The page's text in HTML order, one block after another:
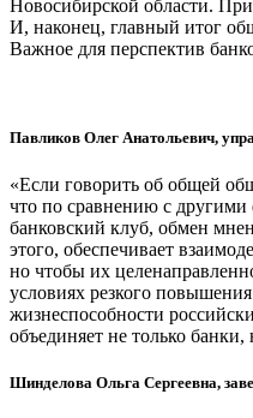
Новосибирской области.
И, наконец, главный итог
Важное для перспектив
Павликов Олег Анатольевич,
«Если говорить об общей
что по сравнению с
банковский клуб, обмен
этого, обеспечивает
но чтобы их
условиях резкого
жизнеспособности
объединяет не только
Шинделова Ольга Сергеевна,